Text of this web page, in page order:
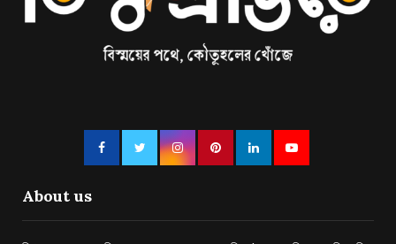
About us